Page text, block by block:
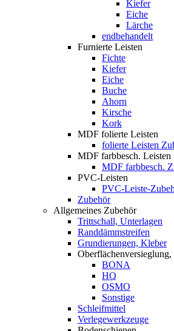
Kiefer
Eiche
Lärche
endbehandelt
Furnierte Leisten
Fichte
Kiefer
Eiche
Buche
Ahorn
Kirsche
Kork
MDF folierte Leisten
folierte Leisten
MDF farbbesch. Leisten
MDF farbbesch.
PVC-Leisten
PVC-Leiste-
Zubehör
Allgemeines Zubehör
Trittschall, Unterlagen
Randdämmstreifen
Grundierungen, Kleber
Oberflächenversieglung,
BONA
HQ
OSMO
Sonstige
Schleifmittel
Verlegewerkzeuge